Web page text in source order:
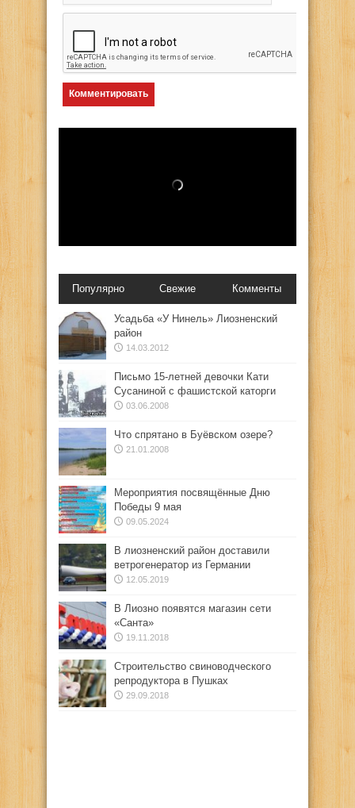
Популярно Свежие Комменты
Усадьба «У Нинель» Лиозненский
район
14.03.2012
Письмо 15-летней девочки Кати
Сусаниной с фашистской каторги
03.06.2008
Что спрятано в Буёвском озере?
21.01.2008
Мероприятия посвящённые Дню
Победы 9 мая
09.05.2024
В лиозненский район доставили
ветрогенератор из Германии
12.05.2019
В Лиозно появятся магазин сети
«Санта»
19.11.2018
Строительство свиноводческого
репродуктора в Пушках
29.09.2018